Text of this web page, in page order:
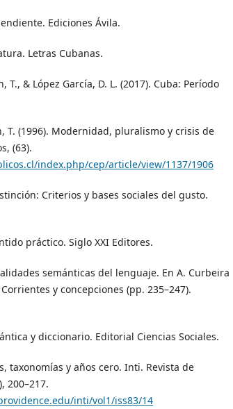
Ediciones Ávila.
Letras Cubanas.
T., & López García, D. L. (2017). Cuba: Período
T. (1996). Modernidad, pluralismo y crisis de
(63).
index.php/cep/article/view/1137/1906
Criterios y bases sociales del gusto.
práctico. Siglo XXI Editores.
semánticas del lenguaje. En A. Curbeira
y concepciones (pp. 235–247).
y diccionario. Editorial Ciencias Sociales.
taxonomías y años cero. Inti. Revista de
200–217.
inti/vol1/iss83/14